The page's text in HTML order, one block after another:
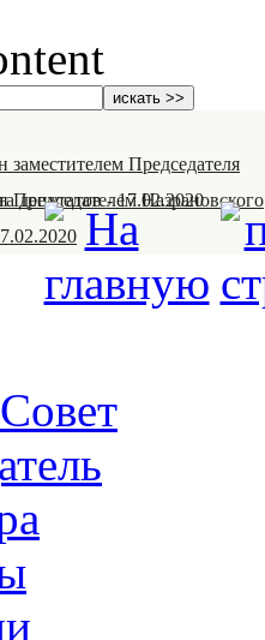
Председателя
депутатов-17.02.2020
Назрановского